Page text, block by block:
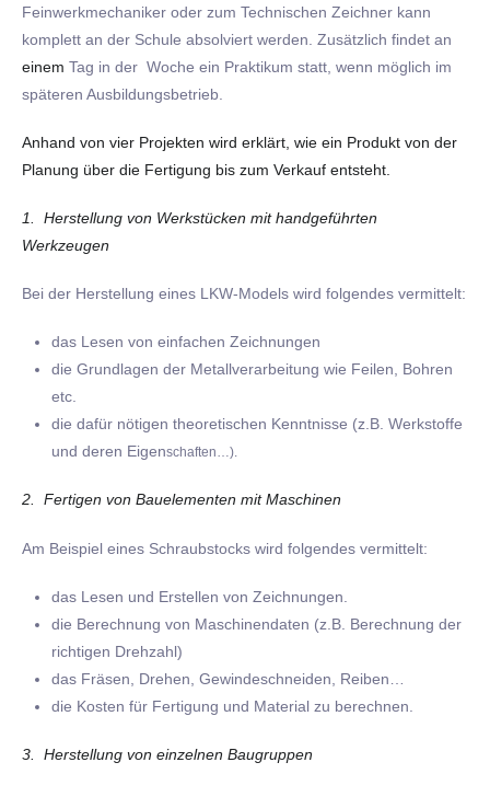
Feinwerkmechaniker oder zum Technischen Zeichner kann
komplett an der Schule absolviert werden. Zusätzlich findet an
einem Tag in der Woche ein Praktikum statt, wenn möglich im
späteren Ausbildungsbetrieb.
Anhand von vier Projekten wird erklärt, wie ein Produkt von der
Planung über die Fertigung bis zum Verkauf entsteht.
1. Herstellung von Werkstücken mit handgeführten
Werkzeugen
Bei der Herstellung eines LKW-Models wird folgendes vermittelt:
das Lesen von einfachen Zeichnungen
die Grundlagen der Metallverarbeitung wie Feilen, Bohren
etc.
die dafür nötigen theoretischen Kenntnisse (z.B. Werkstoffe
und deren Eigenschaften…).
2. Fertigen von Bauelementen mit Maschinen
Am Beispiel eines Schraubstocks wird folgendes vermittelt:
das Lesen und Erstellen von Zeichnungen.
die Berechnung von Maschinendaten (z.B. Berechnung der
richtigen Drehzahl)
das Fräsen, Drehen, Gewindeschneiden, Reiben…
die Kosten für Fertigung und Material zu berechnen.
3. Herstellung von einzelnen Baugruppen